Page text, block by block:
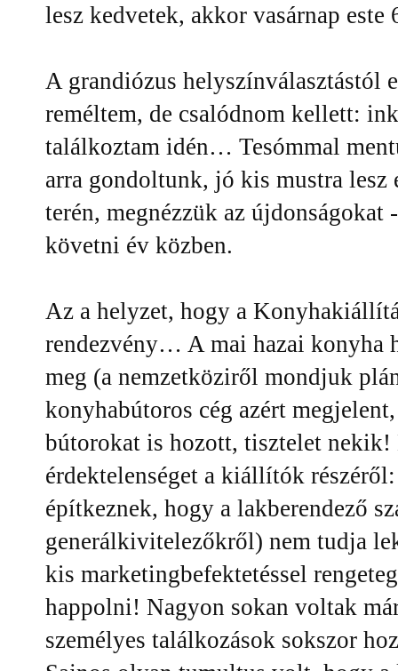
lesz kedvetek, akkor vasárnap
A grandiózus helyszínválasztástól
reméltem, de csalódnom kellett:
találkoztam idén… Tesómmal
arra gondoltunk, jó kis mustra lesz
terén, megnézzük az újdonságokat
követni év közben.
Az a helyzet, hogy a
rendezvény… A mai hazai konyha
meg (a nemzetköziről mondjuk
konyhabútoros cég azért
bútorokat is hozott, tisztelet nekik!
érdektelenséget a kiállítók
építkeznek, hogy a lakberendező
generálkivitelezőkről) nem tudja
kis marketingbefektetéssel
happolni! Nagyon sokan voltak
személyes találkozások sokszor